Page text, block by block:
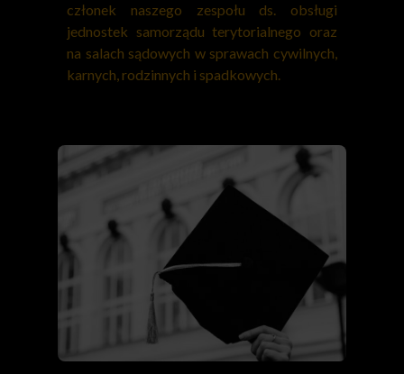
członek naszego zespołu ds. obsługi
jednostek samorządu terytorialnego oraz
na salach sądowych w sprawach cywilnych,
karnych, rodzinnych i spadkowych.